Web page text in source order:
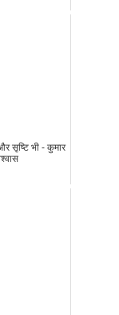
सृष्टि भी - कुमार